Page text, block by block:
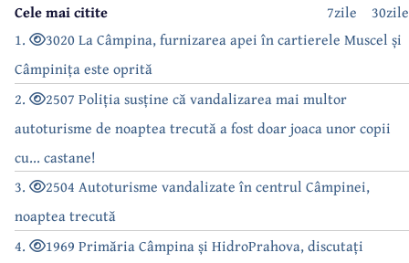
30zile
7zile
Cele mai citite
1.
3020 La Câmpina, furnizarea apei în cartierele Muscel și
Câmpinița este oprită
2.
2507 Poliția susține că vandalizarea mai multor
autoturisme de noaptea trecută a fost doar joaca unor copii
cu... castane!
3.
2504 Autoturisme vandalizate în centrul Câmpinei,
noaptea trecută
4.
1969 Primăria Câmpina și HidroPrahova, discutați